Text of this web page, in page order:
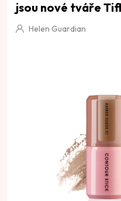
jsou nové tváře
Helen Guardian